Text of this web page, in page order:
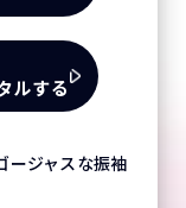
ルする
ージャスな振袖